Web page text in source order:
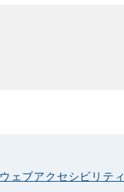
ウェブアクセシビリティ